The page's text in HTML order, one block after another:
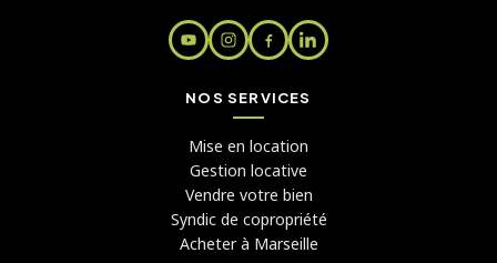
NOS SERVICES
Mise en location
Gestion locative
Vendre votre bien
Syndic de copropriété
Acheter à Marseille